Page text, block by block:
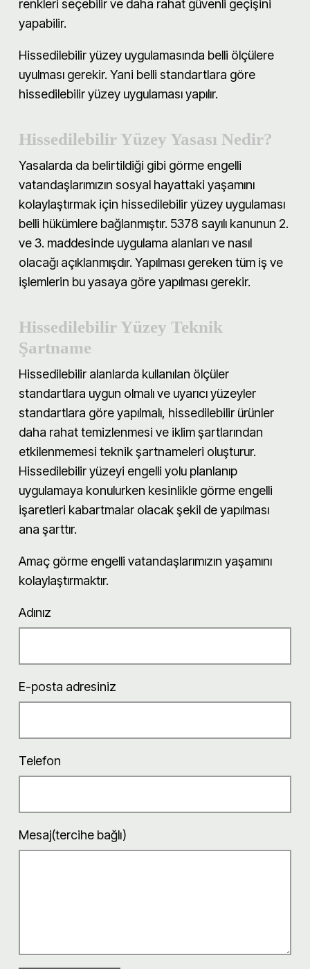
renkleri seçebilir ve daha rahat güvenli geçişini
yapabilir.
Hissedilebilir yüzey uygulamasında belli ölçülere
uyulması gerekir. Yani belli standartlara göre
hissedilebilir yüzey uygulaması yapılır.
Hissedilebilir Yüzey Yasası Nedir?
Yasalarda da belirtildiği gibi görme engelli
vatandaşlarımızın sosyal hayattaki yaşamını
kolaylaştırmak için hissedilebilir yüzey uygulaması
belli hükümlere bağlanmıştır. 5378 sayılı kanunun 2.
ve 3. maddesinde uygulama alanları ve nasıl
olacağı açıklanmışdır. Yapılması gereken tüm iş ve
işlemlerin bu yasaya göre yapılması gerekir.
Hissedilebilir Yüzey Teknik
Şartname
Hissedilebilir alanlarda kullanılan ölçüler
standartlara uygun olmalı ve uyarıcı yüzeyler
standartlara göre yapılmalı, hissedilebilir ürünler
daha rahat temizlenmesi ve iklim şartlarından
etkilenmemesi teknik şartnameleri oluşturur.
Hissedilebilir yüzeyi engelli yolu planlanıp
uygulamaya konulurken kesinlikle görme engelli
işaretleri kabartmalar olacak şekil de yapılması
ana şarttır.
Amaç görme engelli vatandaşlarımızın yaşamını
kolaylaştırmaktır.
Adınız
E-posta adresiniz
Telefon
Mesaj(tercihe bağlı)